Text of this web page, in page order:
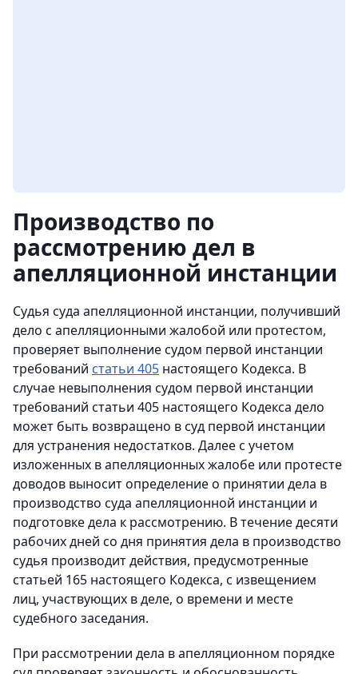
Производство по
рассмотрению дел в
апелляционной инстанции
Судья суда апелляционной инстанции, получивший
дело с апелляционными жалобой или протестом,
проверяет выполнение судом первой инстанции
требований статьи 405 настоящего Кодекса. В
случае невыполнения судом первой инстанции
требований статьи 405 настоящего Кодекса дело
может быть возвращено в суд первой инстанции
для устранения недостатков. Далее с учетом
изложенных в апелляционных жалобе или протесте
доводов выносит определение о принятии дела в
производство суда апелляционной инстанции и
подготовке дела к рассмотрению. В течение десяти
рабочих дней со дня принятия дела в производство
судья производит действия, предусмотренные
статьей 165 настоящего Кодекса, с извещением
лиц, участвующих в деле, о времени и месте
судебного заседания.
При рассмотрении дела в апелляционном порядке